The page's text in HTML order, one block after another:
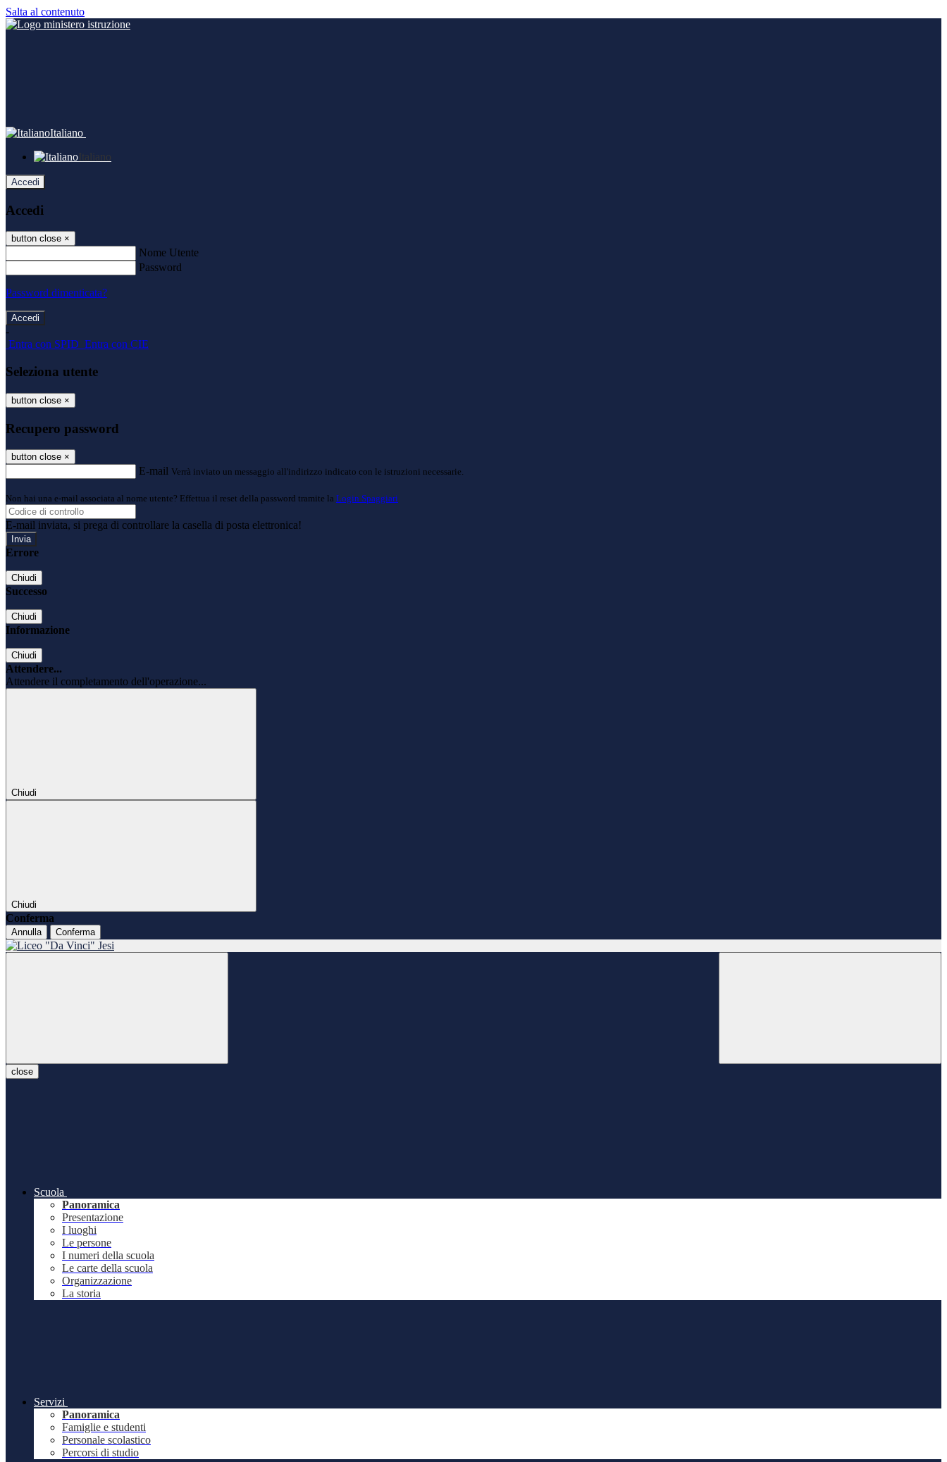
Salta al contenuto
Italiano
Italiano
Accedi
Accedi
button close ×
Nome Utente
Password
Password dimenticata?
-
Entra con SPID Entra con CIE
Seleziona utente
button close ×
Recupero password
button close ×
E-mail Verrà inviato un messaggio all'indirizzo indicato con le istruzioni necessarie.
Non hai una e-mail associata al nome utente? Effettua il reset della password tramite la Login Spaggiari
E-mail inviata, si prega di controllare la casella di posta elettronica!
Errore
Chiudi
Successo
Chiudi
Informazione
Chiudi
Attendere...
Attendere il completamento dell'operazione...
Chiudi
Chiudi
Conferma
Annulla Conferma
close
Scuola
Panoramica
Presentazione
I luoghi
Le persone
I numeri della scuola
Le carte della scuola
Organizzazione
La storia
Servizi
Panoramica
Famiglie e studenti
Personale scolastico
Percorsi di studio